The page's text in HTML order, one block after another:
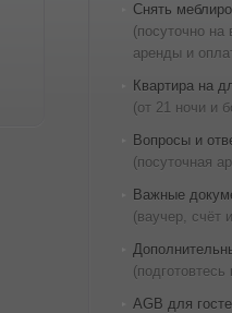
Снять
(посуточно
аренды и
Квартира на
(от 21 ночи и
Вопросы и
(посуточная
Важные
(ваучер, счёт
(подготовтесь
AGB для